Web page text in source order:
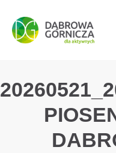
PRZEJDŹ DO MENU
PRZEJDŹ DO
PRZEJDŹ DO TREŚCI